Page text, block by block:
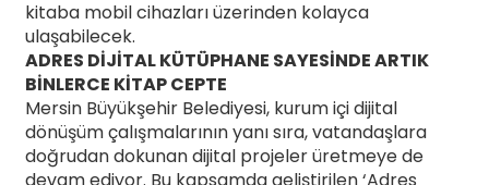
kitaba mobil cihazları üzerinden kolayca
ulaşabilecek.
ADRES DİJİTAL KÜTÜPHANE SAYESİNDE ARTIK
BİNLERCE KİTAP CEPTE
Mersin Büyükşehir Belediyesi, kurum içi dijital
dönüşüm çalışmalarının yanı sıra, vatandaşlara
doğrudan dokunan dijital projeler üretmeye de